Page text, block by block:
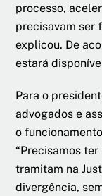
processo,
precisavam ser
explicou. De
estará
Para o
advogados e
o
“Precisamos
tramitam na
divergência,